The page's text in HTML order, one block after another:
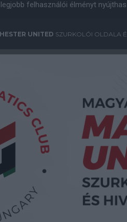
felhasználói élményt
UNITED SZURKOLÓI OLDALA